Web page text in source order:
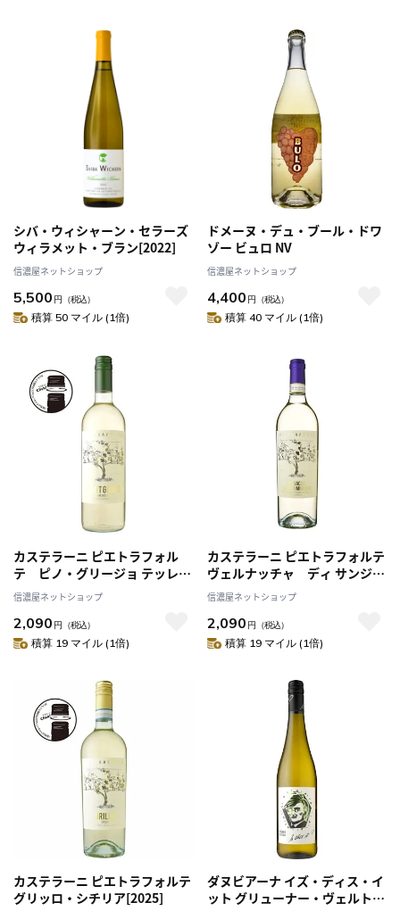
シバ・ウィシャーン・セラーズ
ウィラメット・ブラン[2022]
信濃屋ネットショップ
5,500 円 （税込）
積算 50 マイル (1倍)
ドメーヌ・デュ・ブール・ドワ
ゾー ビュロ NV
信濃屋ネットショップ
4,400 円 （税込）
積算 40 マイル (1倍)
カステラーニ ピエトラフォル
テ ピノ・グリージョ テッレ・
シチリアーネ[2025]
信濃屋ネットショップ
2,090 円 （税込）
積算 19 マイル (1倍)
カステラーニ ピエトラフォルテ
ヴェルナッチャ ディ サンジミ
ニャーノ D.O.C.G.[2024]
信濃屋ネットショップ
2,090 円 （税込）
積算 19 マイル (1倍)
カステラーニ ピエトラフォルテ
グリッロ・シチリア[2025]
ダヌビアーナ イズ・ディス・イ
ット グリューナー・ヴェルトリ